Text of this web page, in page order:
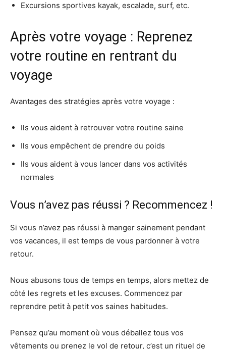
Excursions sportives kayak, escalade, surf, etc.
Après votre voyage : Reprenez
votre routine en rentrant du
voyage
Avantages des stratégies après votre voyage :
Ils vous aident à retrouver votre routine saine
Ils vous empêchent de prendre du poids
Ils vous aident à vous lancer dans vos activités
normales
Vous n’avez pas réussi ? Recommencez !
Si vous n’avez pas réussi à manger sainement pendant
vos vacances, il est temps de vous pardonner à votre
retour.
Nous abusons tous de temps en temps, alors mettez de
côté les regrets et les excuses. Commencez par
reprendre petit à petit vos saines habitudes.
Pensez qu’au moment où vous déballez tous vos
vêtements ou prenez le vol de retour, c’est un rituel de